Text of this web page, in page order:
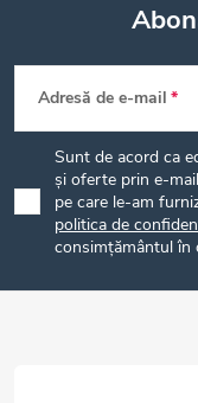
S
u
b
o
Adresă de e-mail
Sunt de acord ca
și oferte prin e-
pe care le-am
politica de
consimțământul în